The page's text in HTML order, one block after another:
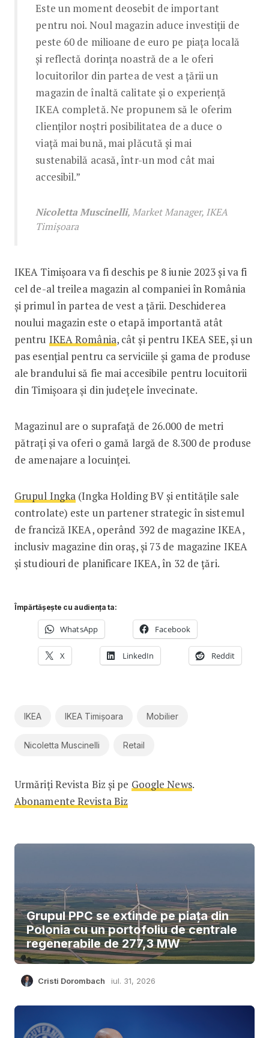
Este un moment deosebit de important
pentru noi. Noul magazin aduce investiții de
peste 60 de milioane de euro pe piața locală
și reflectă dorința noastră de a le oferi
locuitorilor din partea de vest a țării un
magazin de înaltă calitate și o experiență
IKEA completă. Ne propunem să le oferim
clienților noștri posibilitatea de a duce o
viață mai bună, mai plăcută și mai
sustenabilă acasă, într-un mod cât mai
accesibil.”
Nicoletta Muscinelli, Market Manager, IKEA
Timișoara
IKEA Timișoara va fi deschis pe 8 iunie 2023 și va fi
cel de-al treilea magazin al companiei în România
și primul în partea de vest a țării. Deschiderea
noului magazin este o etapă importantă atât
pentru IKEA România, cât și pentru IKEA SEE, și un
pas esențial pentru ca serviciile și gama de produse
ale brandului să fie mai accesibile pentru locuitorii
din Timișoara și din județele învecinate.
Magazinul are o suprafață de 26.000 de metri
pătrați și va oferi o gamă largă de 8.300 de produse
de amenajare a locuinței.
Grupul Ingka (Ingka Holding BV și entitățile sale
controlate) este un partener strategic în sistemul
de franciză IKEA, operând 392 de magazine IKEA,
inclusiv magazine din oraș, și 73 de magazine IKEA
și studiouri de planificare IKEA, în 32 de țări.
Împărtășește cu audiența ta:
WhatsApp Facebook
X LinkedIn Reddit
IKEA IKEA Timișoara Mobilier
Nicoletta Muscinelli Retail
Urmăriți Revista Biz și pe Google News.
Abonamente Revista Biz
Grupul PPC se extinde pe piața din
Polonia cu un portofoliu de centrale
regenerabile de 277,3 MW
Cristi Dorombach iul. 31, 2026